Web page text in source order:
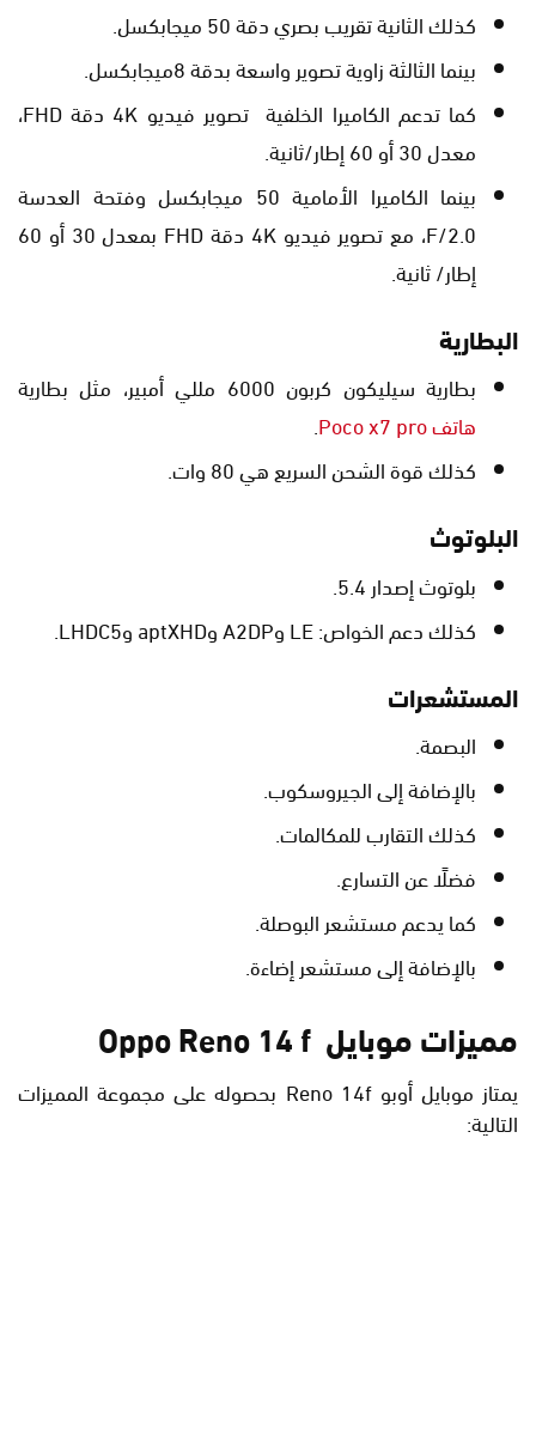
كذلك الثانية تقريب بصري دقة 50 ميجابكسل.
بينما الثالثة زاوية تصوير واسعة بدقة 8ميجابكسل.
كما تدعم الكاميرا الخلفية تصوير فيديو 4K دقة FHD،
معدل 30 أو 60 إطار/ثانية.
بينما الكاميرا الأمامية 50 ميجابكسل وفتحة العدسة
F/2.0، مع تصوير فيديو 4K دقة FHD بمعدل 30 أو 60
إطار/ ثانية.
البطارية
بطارية سيليكون كربون 6000 مللي أمبير، مثل بطارية
هاتف Poco x7 pro
.
كذلك قوة الشحن السريع هي 80 وات.
البلوتوث
بلوتوث إصدار 5.4.
كذلك دعم الخواص: LE وA2DP وaptXHD وLHDC5.
المستشعرات
البصمة.
بالإضافة إلى الجيروسكوب.
كذلك التقارب للمكالمات.
فضلًا عن التسارع.
كما يدعم مستشعر البوصلة.
بالإضافة إلى مستشعر إضاءة.
مميزات موبايل Oppo Reno 14 f
يمتاز موبايل أوبو Reno 14f بحصوله على مجموعة المميزات
التالية: